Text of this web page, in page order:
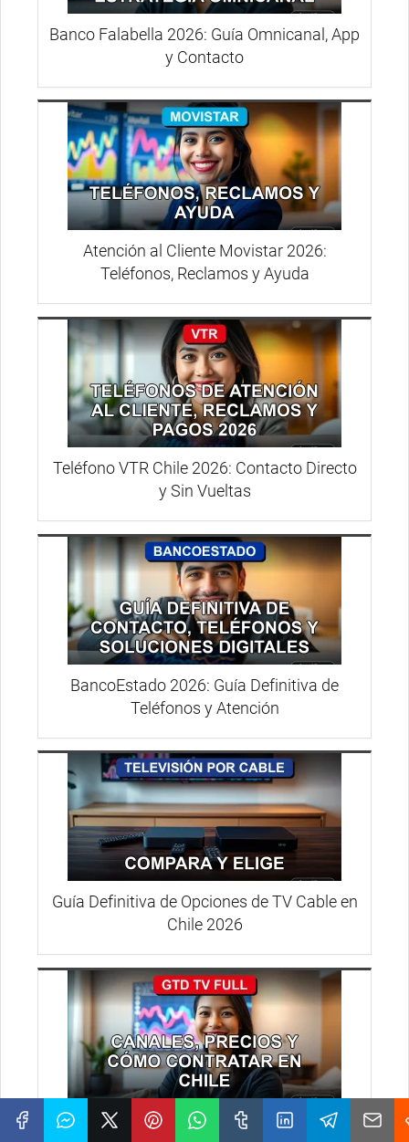
Banco Falabella 2026: Guía Omnicanal, App
y Contacto
Atención al Cliente Movistar 2026:
Teléfonos, Reclamos y Ayuda
Teléfono VTR Chile 2026: Contacto Directo
y Sin Vueltas
BancoEstado 2026: Guía Definitiva de
Teléfonos y Atención
Guía Definitiva de Opciones de TV Cable en
Chile 2026
GTD TV Full 2026: Guía Completa de